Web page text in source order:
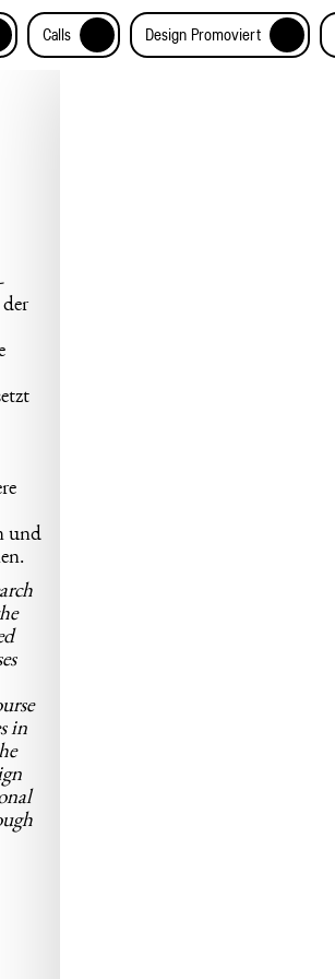
Calls + Design Promoviert +
und
in